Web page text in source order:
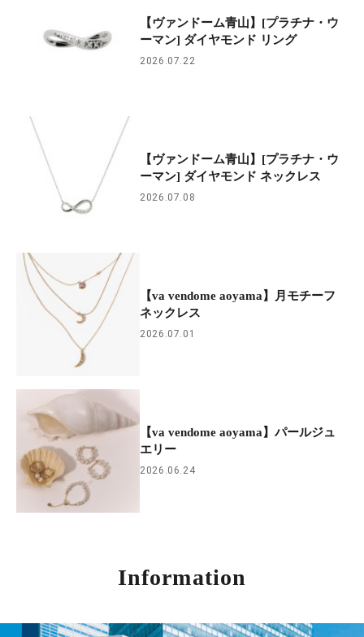
【ヴァンドーム青山】[プラチナ・ウ
ーマン] ダイヤモンド リング
2026.07.22
【ヴァンドーム青山】[プラチナ・ウ
ーマン] ダイヤモンド ネックレス
2026.07.08
【va vendome aoyama】月モチーフ
ネックレス
2026.07.01
【va vendome aoyama】パールジュ
エリー
2026.06.24
Information